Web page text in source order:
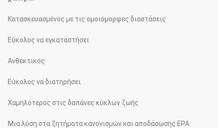
Κατασκευασμένος με τις ομοιόμορφες διαστάσεις
Εύκολος να εγκαταστήσει
Ανθεκτικός
Εύκολος να διατηρήσει
Χαμηλότερος στις δαπάνες κύκλων ζωής
Μια λύση στα ζητήματα κανονισμών και αποδάσωσης EPA